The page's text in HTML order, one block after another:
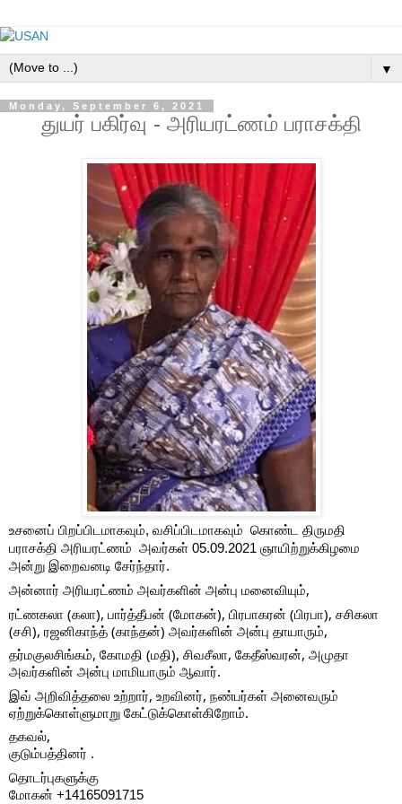
▼
Monday, September 6, 2021
துயர் பகிர்வு - அரியரட்ணம் பராசக்தி
உசனைப் பிறப்பிடமாகவும், வசிப்பிடமாகவும்  கொண்ட
பராசக்தி அரியரட்ணம்  அவர்கள் 05.09.2021 ஞாயிற்றுக்கிழமை
அன்று இறைவனடி சேர்ந்தார்.
அன்னார் அரியரட்ணம் அவர்களின் அன்பு மனைவியும்,
ரட்ணகலா (கலா), பார்த்தீபன் (மோகன்), பிரபாகரன் (பிரபா), சசிகலா
(சசி), ரஜனிகாந்த் (காந்தன்) அவர்களின் அன்பு தாயாரும்,
தர்மகுலசிங்கம், கோமதி (மதி), சிவசீலா, கேதீஸ்வரன், அமுதா
அவர்களின் அன்பு மாமியாரும் ஆவார்.
இவ் அறிவித்தலை உற்றார், உறவினர், நண்பர்கள் அனைவரும்
ஏற்றுக்கொள்ளுமாறு கேட்டுக்கொள்கிறோம்.
தகவல்,
குடும்பத்தினர் .
தொடர்புகளுக்கு
மோகன் +14165091715